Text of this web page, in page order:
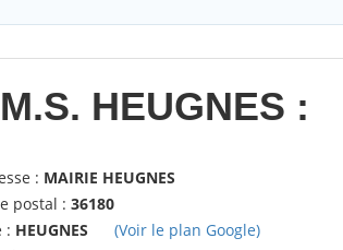
HEUGNES :
: MAIRIE HEUGNES
postal : 36180
: HEUGNES
(Voir le plan Google)